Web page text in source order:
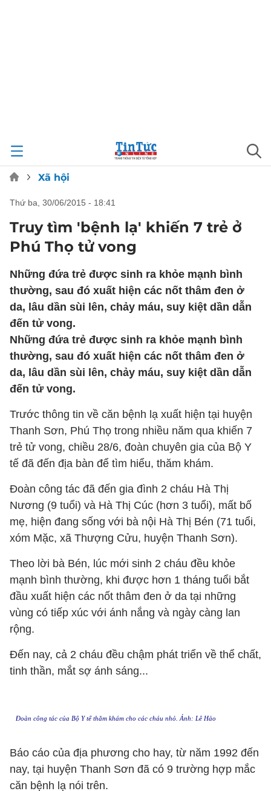
Xã hội
thứ ba, 30/06/2015 - 18:41
Truy tìm 'bệnh lạ' khiến 7 trẻ ở
Phú Thọ tử vong
Những đứa trẻ được sinh ra khỏe mạnh bình
thường, sau đó xuất hiện các nốt thâm đen ở
da, lâu dần sùi lên, chảy máu, suy kiệt dần dẫn
đến tử vong.
Những đứa trẻ được sinh ra khỏe mạnh bình
thường, sau đó xuất hiện các nốt thâm đen ở
da, lâu dần sùi lên, chảy máu, suy kiệt dần dẫn
đến tử vong.
Trước thông tin về căn bệnh lạ xuất hiện tại huyện
Thanh Sơn, Phú Thọ trong nhiều năm qua khiến 7
trẻ tử vong, chiều 28/6, đoàn chuyên gia của Bộ Y
tế đã đến địa bàn để tìm hiểu, thăm khám.
Đoàn công tác đã đến gia đình 2 cháu Hà Thị
Nương (9 tuổi) và Hà Thị Cúc (hơn 3 tuổi), mất bố
mẹ, hiện đang sống với bà nội Hà Thị Bén (71 tuổi,
xóm Mặc, xã Thượng Cửu, huyện Thanh Sơn).
Theo lời bà Bén, lúc mới sinh 2 cháu đều khỏe
mạnh bình thường, khi được hơn 1 tháng tuổi bắt
đầu xuất hiện các nốt thâm đen ở da tại những
vùng có tiếp xúc với ánh nắng và ngày càng lan
rộng.
Đến nay, cả 2 cháu đều chậm phát triển về thể chất,
tinh thần, mắt sợ ánh sáng...
Đoàn công tác của Bộ Y tế thăm khám cho các cháu nhỏ. Ảnh: Lê Hảo
Báo cáo của địa phương cho hay, từ năm 1992 đến
nay, tại huyện Thanh Sơn đã có 9 trường hợp mắc
căn bệnh lạ nói trên.